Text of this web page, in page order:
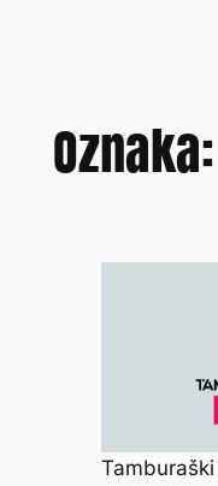
Oznaka: